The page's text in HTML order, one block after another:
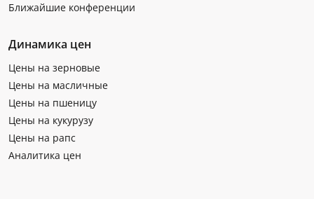
Ближайшие конференции
Динамика цен
Цены на зерновые
Цены на масличные
Цены на пшеницу
Цены на кукурузу
Цены на рапс
Аналитика цен